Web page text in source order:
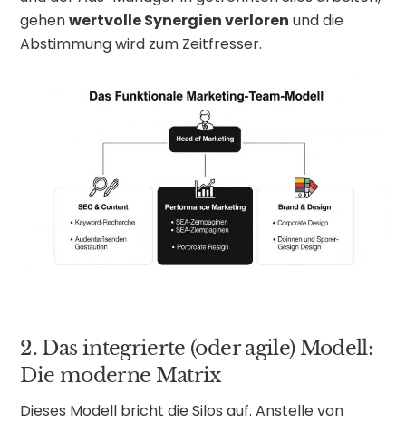
gehenwertvolle Synergien verloren und die
Abstimmung wird zum Zeitfresser.
2. Das integrierte (oder agile) Modell:
Die moderne Matrix
Dieses Modell bricht die Silos auf. Anstelle von